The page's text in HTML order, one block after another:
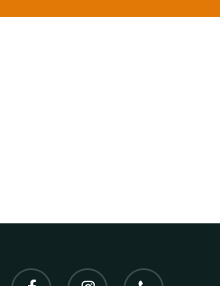
facebook instagram phone